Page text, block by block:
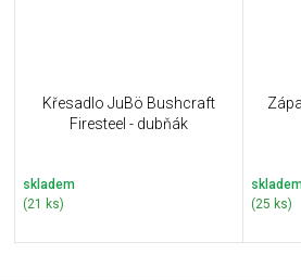
Křesadlo JuBö Bushcraft
Firesteel - dubňák
skladem
(21 ks)
(25 ks)